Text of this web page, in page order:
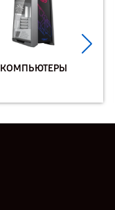
КОМПЬЮТЕРЫ